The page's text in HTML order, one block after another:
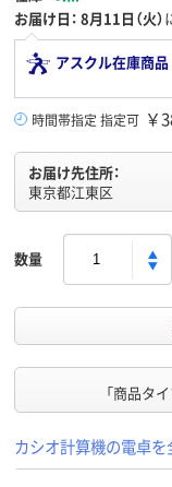
お届け日： 8月11日（火）
アスクル在庫商品
時間帯指定 指定可 ￥
お届け先住所：
東京都江東区
数量
「商品タ
カシオ計算機の電卓を